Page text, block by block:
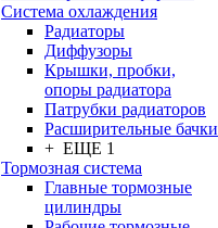
Система охлаждения
Радиаторы
Диффузоры
Крышки, пробки,
опоры радиатора
Патрубки радиаторов
Расширительные бачки
+ ЕЩЕ 1
Тормозная система
Главные тормозные
цилиндры